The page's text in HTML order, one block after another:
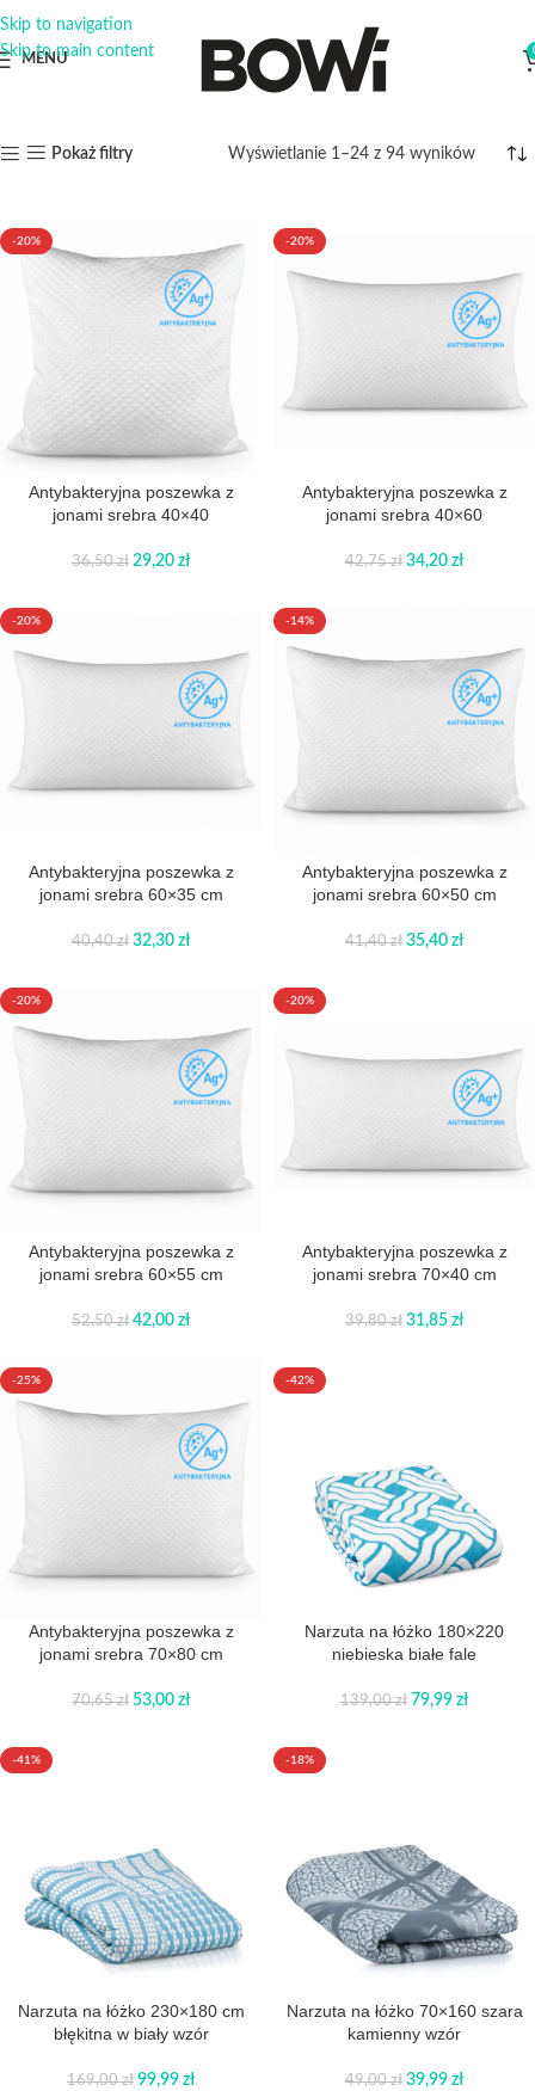
Skip to navigation
Skip to main content
MENU
Pokaż filtry Wyświetlanie 1–24 z 94 wyników
-20%
Antybakteryjna poszewka z
jonami srebra 40×40
36,50zł 29,20 zł
-20%
Antybakteryjna poszewka z
jonami srebra 40×60
42,75zł 34,20 zł
-20%
Antybakteryjna poszewka z
jonami srebra 60×35 cm
40,40zł 32,30 zł
-14%
Antybakteryjna poszewka z
jonami srebra 60×50 cm
41,40zł 35,40 zł
-20%
Antybakteryjna poszewka z
jonami srebra 60×55 cm
52,50zł 42,00 zł
-20%
Antybakteryjna poszewka z
jonami srebra 70×40 cm
39,80zł 31,85 zł
-25%
Antybakteryjna poszewka z
jonami srebra 70×80 cm
70,65zł 53,00 zł
-42%
Narzuta na łóżko 180×220
niebieska białe fale
139,00zł 79,99 zł
-41%
Narzuta na łóżko 230×180 cm
błękitna w biały wzór
169,00zł 99,99 zł
-18%
Narzuta na łóżko 70×160 szara
kamienny wzór
49,00zł 39,99 zł